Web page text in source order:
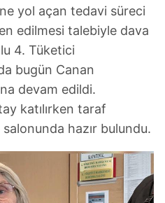
yol açan tedavi süreci
edilmesi talebiyle dava
4. Tüketici
bugün Canan
devam edildi.
katılırken taraf
hazır bulundu.